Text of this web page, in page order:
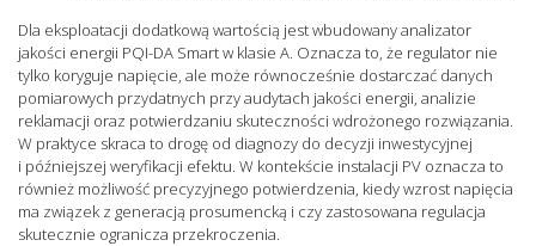
Dla eksploatacji dodatkową wartością jest wbudowany analizator
jakości energii PQI-DA Smart w klasie A. Oznacza to, że regulator nie
tylko koryguje napięcie, ale może równocześnie dostarczać danych
pomiarowych przydatnych przy audytach jakości energii, analizie
reklamacji oraz potwierdzaniu skuteczności wdrożonego rozwiązania.
W praktyce skraca to drogę od diagnozy do decyzji inwestycyjnej
i późniejszej weryfikacji efektu. W kontekście instalacji PV oznacza to
również możliwość precyzyjnego potwierdzenia, kiedy wzrost napięcia
ma związek z generacją prosumencką i czy zastosowana regulacja
skutecznie ogranicza przekroczenia.